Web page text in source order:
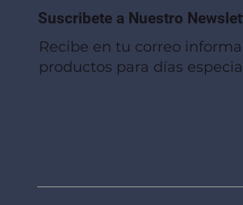
Suscribete a Nuestro
Recibe en tu correo
productos para días